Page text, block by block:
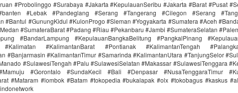
#Probolinggo #Surabaya #Jakarta #KepulauanSeribu #Jakarta #Barat #Pusat
#Lebak #Pandeglang #Serang #Tangerang #Cilegon #Serang
#Bantul #GunungKidul #KulonProgo #Sleman #Yogyakarta #Sumatera #Aceh
#SumateraBarat #Padang #Riau #Pekanbaru #Jambi #SumateraSelatan
#BandarLampung #KepulauanBangkaBelitung #PangkalPinang
#Kalimatan #KalimantanBarat #Pontianak #KalimantanTengah
#Banjarmasin #KalimantanTimur #Samarinda #KalimantanUtara #TanjungSelor
#SulawesiTengah #Palu #SulawesiSelatan #Makassar #SulawesiTenggara
#Gorontalo #SundaKecil #Bali #Denpasar #NusaTenggaraTimur
#Mataram #lombok #Batam #tokopedia #bukalapak #olx #tokobagus #kaskus